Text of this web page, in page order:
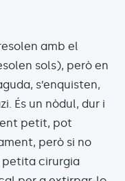
amb el
sols), però en
s’enquisten,
És un nòdul, dur i
petit, pot
però si no
petita cirurgia